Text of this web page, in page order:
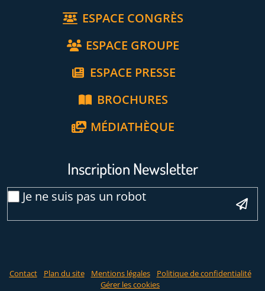
ESPACE CONGRÈS
ESPACE GROUPE
ESPACE PRESSE
BROCHURES
MÉDIATHÈQUE
Inscription Newsletter
Je ne suis pas un robotVeuillez laisser ce
Contact Plan du site Mentions légales
Politique de confidentialité
Gérer les cookies